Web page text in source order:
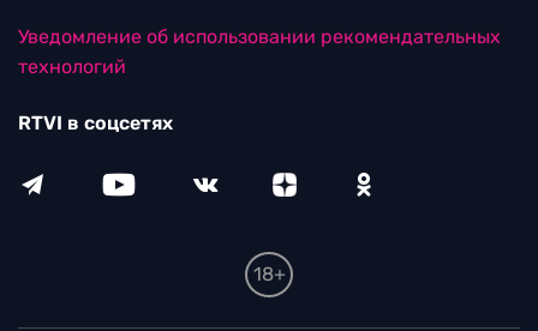
Уведомление об использовании рекомендательных
технологий
RTVI в соцсетях
18+